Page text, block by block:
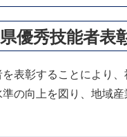
県優秀技能者表
表彰することにより
の向上を図り、地域